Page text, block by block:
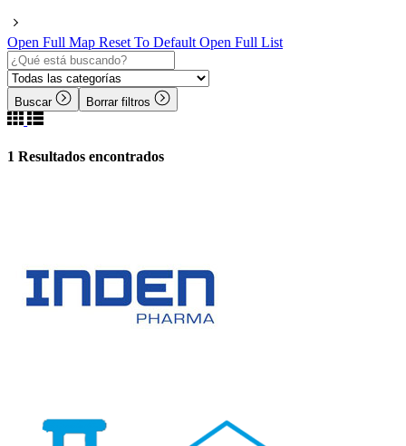
Open Full Map Reset To Default Open Full List
Buscar Borrar filtros
1 Resultados encontrados